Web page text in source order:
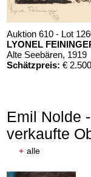
Auktion 610 - Lot
LYONEL
Alte Seebären, 1919
Schätzpreis: € 2.500
Emil Nolde
verkaufte
+ alle